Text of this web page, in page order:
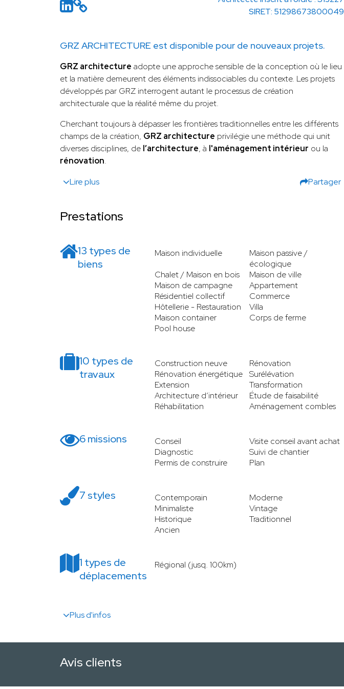
SIRET: 51298673800049
GRZ ARCHITECTURE est disponible pour de nouveaux projets.
GRZ architecture adopte une approche sensible de la conception où le lieu
et la matière demeurent des éléments indissociables du contexte. Les projets
développés par GRZ interrogent autant le processus de création
architecturale que la réalité même du projet.
Cherchant toujours à dépasser les frontières traditionnelles entre les différents
champs de la création, GRZ architecture privilégie une méthode qui unit
diverses disciplines, de l’architecture, à l'aménagement intérieur ou la
rénovation.
Lire plus
Partager
Prestations
13 types de
biens
Maison individuelle
Maison passive /
écologique
Chalet / Maison en bois
Maison de ville
Maison de campagne
Appartement
Résidentiel collectif
Commerce
Hôtellerie - Restauration
Villa
Maison container
Corps de ferme
Pool house
10 types de
travaux
Construction neuve
Rénovation
Rénovation énergétique
Surélévation
Extension
Transformation
Architecture d’intérieur
Étude de faisabilité
Réhabilitation
Aménagement combles
6 missions Conseil
Visite conseil avant achat
Diagnostic
Suivi de chantier
Permis de construire
Plan
7 styles Contemporain
Moderne
Minimaliste
Vintage
Historique
Traditionnel
Ancien
1 types de
déplacements
Régional (jusq. 100km)
Plus d'infos
Avis clients